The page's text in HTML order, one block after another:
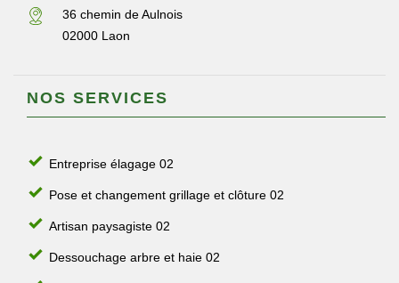
36 chemin de Aulnois
02000 Laon
NOS SERVICES
Entreprise élagage 02
Pose et changement grillage et clôture 02
Artisan paysagiste 02
Dessouchage arbre et haie 02